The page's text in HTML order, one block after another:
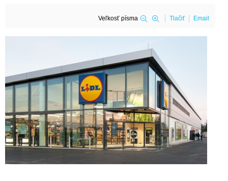
Veľkosť písma Tlačiť Email